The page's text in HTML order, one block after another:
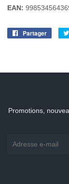
EAN:
Partager
Promotions,